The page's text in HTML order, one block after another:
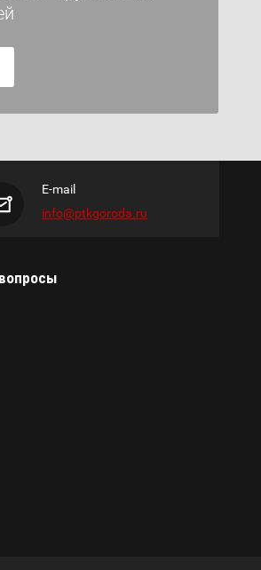
E-mail
info@ptkgoroda.ru